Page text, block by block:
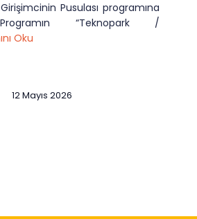
Pusulası programına
“Teknopark /
Oku
12 Mayıs 2026